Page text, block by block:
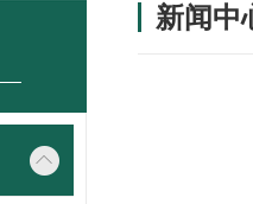
新闻中